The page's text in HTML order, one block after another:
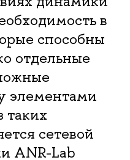
в
способны
отдельные
элементами
сетевой
ANR-Lab